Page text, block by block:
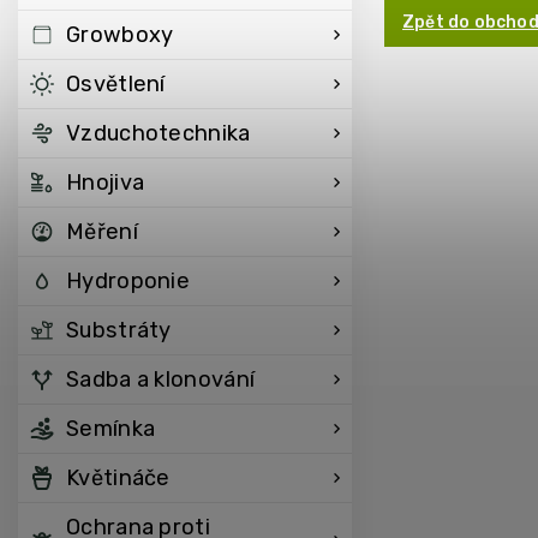
Growboxy
Osvětlení
Vzduchotechnika
Hnojiva
Měření
Hydroponie
Substráty
Sadba a klonování
Semínka
Květináče
Ochrana proti
Zpět do